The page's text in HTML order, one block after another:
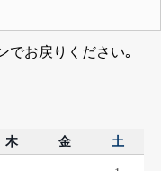
でお戻りください｡
木 金 土